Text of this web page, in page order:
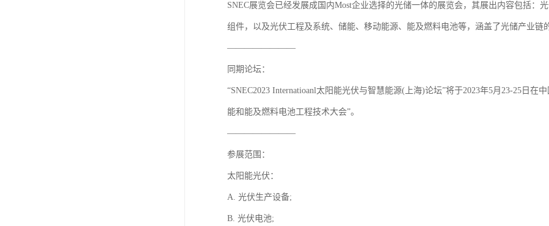
SNEC展览会已经发展成国内Most企业选择的光储一体的展览会，其展出内容包括：
组件，以及光伏工程及系统、储能、移动能源、能及燃料电池等，涵盖了光储产业链
————————
同期论坛：
“SNEC2023 Internatioanl太阳能光伏与智慧能源(上海)论坛”将于2023年5月23-25日在
能和能及燃料电池工程技术大会”。
————————
参展范围：
太阳能光伏：
A. 光伏生产设备;
B. 光伏电池;